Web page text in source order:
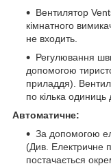
Вентилятор
кімнатного
не входить.
Регулювання
допомогою
приладдя).
по кілька
Автоматичне:
За допомогою
(Див. Електричне
постачається